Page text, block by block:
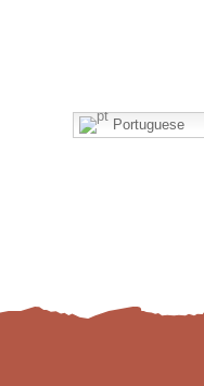
Portuguese